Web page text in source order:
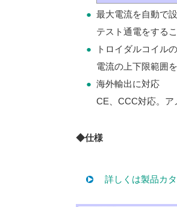
● 最大電流を自動で
テスト通電をする
●
トロイダルコイル
電流の上下限範囲
● 海外輸出に対応
CE、CCC対応。ア
◆仕様
詳しくは製品カ